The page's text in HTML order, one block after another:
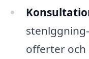
offerter och